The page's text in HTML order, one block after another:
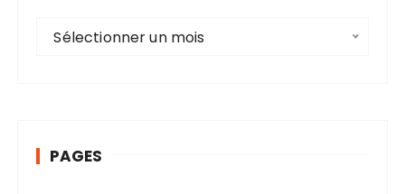
e
Sélectionner un mois
PAGES